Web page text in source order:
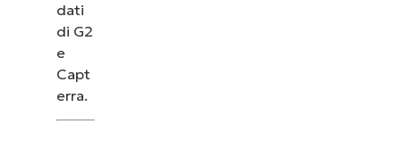
dati
di G2
e
Capt
erra.